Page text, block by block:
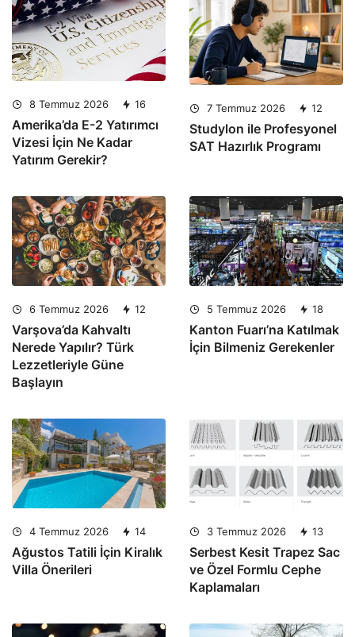
8 Temmuz 2026 16
Amerika’da E-2 Yatırımcı
Vizesi İçin Ne Kadar
Yatırım Gerekir?
7 Temmuz 2026 12
Studylon ile Profesyonel
SAT Hazırlık Programı
6 Temmuz 2026 12
Varşova’da Kahvaltı
Nerede Yapılır? Türk
Lezzetleriyle Güne
Başlayın
5 Temmuz 2026 18
Kanton Fuarı’na Katılmak
İçin Bilmeniz Gerekenler
4 Temmuz 2026 14
Ağustos Tatili İçin Kiralık
Villa Önerileri
3 Temmuz 2026 13
Serbest Kesit Trapez Sac
ve Özel Formlu Cephe
Kaplamaları